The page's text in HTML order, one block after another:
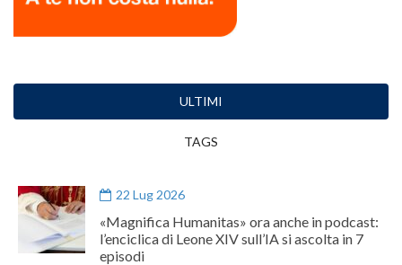
ULTIMI
TAGS
22 Lug 2026
«Magnifica Humanitas» ora anche in podcast:
l’enciclica di Leone XIV sull’IA si ascolta in 7
episodi